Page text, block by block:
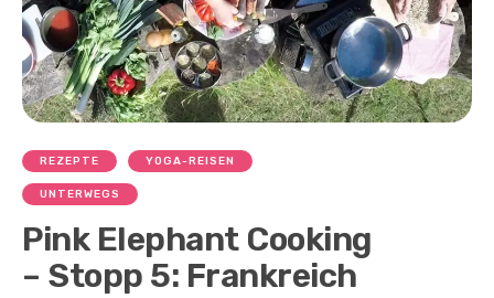
REZEPTE YOGA-REISEN
UNTERWEGS
Pink Elephant Cooking
– Stopp 5: Frankreich